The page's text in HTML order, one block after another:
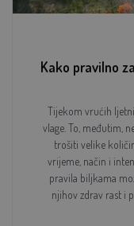
Kako pravilno
Tijekom vrućih
vlage. To, međutim,
trošiti velike
vrijeme, način i
pravila biljkama
njihov zdrav rast i